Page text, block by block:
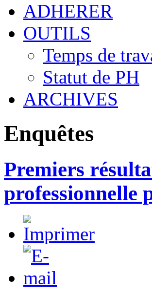
ADHERER
OUTILS
Temps de
Statut de PH
ARCHIVES
Enquêtes
Premiers
professionnelle